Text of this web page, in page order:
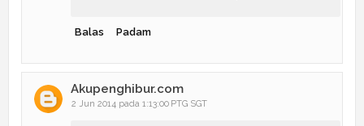
Balas Padam
Akupenghibur.com
2 Jun 2014 pada 1:13:00 PTG SGT